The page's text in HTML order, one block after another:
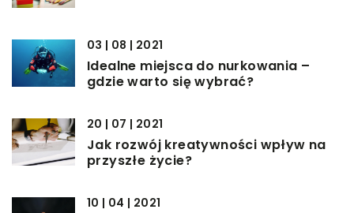
03 | 08 | 2021
Idealne miejsca do nurkowania –
gdzie warto się wybrać?
20 | 07 | 2021
Jak rozwój kreatywności wpływ na
przyszłe życie?
10 | 04 | 2021